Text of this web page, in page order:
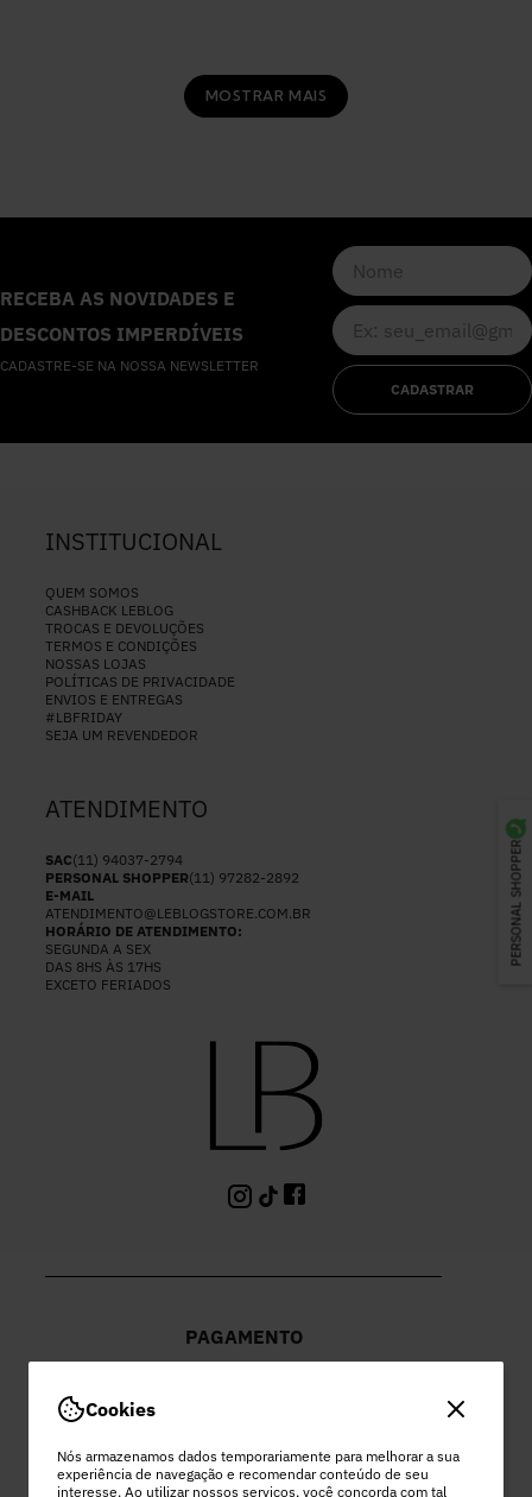
Cookies
Nós armazenamos dados temporariamente para melhorar a sua
experiência de navegação e recomendar conteúdo de seu
interesse. Ao utilizar nossos serviços, você concorda com tal
PERSONAL SHOPPER
MOSTRAR MAIS
RECEBA AS NOVIDADES E
DESCONTOS IMPERDÍVEIS
CADASTRE-SE NA NOSSA NEWSLETTER
CADASTRAR
INSTITUCIONAL
QUEM SOMOS
CASHBACK LEBLOG
TROCAS E DEVOLUÇÕES
TERMOS E CONDIÇÕES
NOSSAS LOJAS
POLÍTICAS DE PRIVACIDADE
ENVIOS E ENTREGAS
#LBFRIDAY
SEJA UM REVENDEDOR
ATENDIMENTO
SAC(11) 94037-2794
PERSONAL SHOPPER(11) 97282-2892
E-MAIL
ATENDIMENTO@LEBLOGSTORE.COM.BR
HORÁRIO DE ATENDIMENTO:
SEGUNDA A SEX
DAS 8HS ÀS 17HS
EXCETO FERIADOS
PAGAMENTO
PEC COMERCIO DO VESTUARIO LTDA